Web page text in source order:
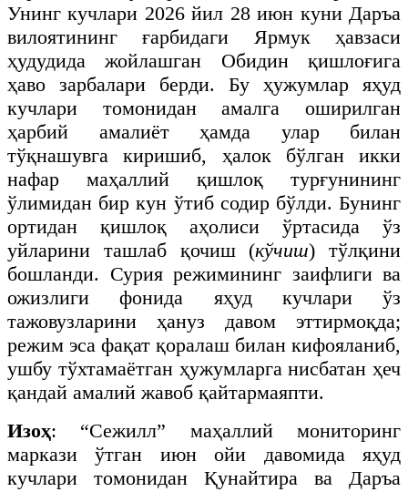
Унинг кучлари 2026 йил 28 июн куни Даръа
вилоятининг ғарбидаги Ярмук ҳавзаси
ҳудудида жойлашган Обидин қишлоғига
ҳаво зарбалари берди. Бу ҳужумлар яҳуд
кучлари томонидан амалга оширилган
ҳарбий амалиёт ҳамда улар билан
тўқнашувга киришиб, ҳалок бўлган икки
нафар маҳаллий қишлоқ турғунининг
ўлимидан бир кун ўтиб содир бўлди. Бунинг
ортидан қишлоқ аҳолиси ўртасида ўз
уйларини ташлаб қочиш (кўчиш) тўлқини
бошланди. Сурия режимининг заифлиги ва
ожизлиги фонида яҳуд кучлари ўз
тажовузларини ҳануз давом эттирмоқда;
режим эса фақат қоралаш билан кифояланиб,
ушбу тўхтамаётган ҳужумларга нисбатан ҳеч
қандай амалий жавоб қайтармаяпти.
Изоҳ: “Сежилл” маҳаллий мониторинг
маркази ўтган июн ойи давомида яҳуд
кучлари томонидан Қунайтира ва Даръа